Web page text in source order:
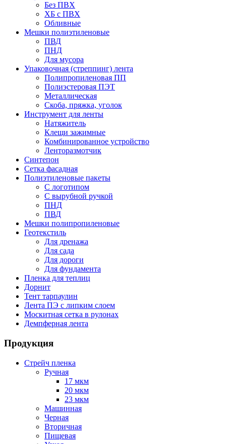
Без ПВХ
ХБ с ПВХ
Обливные
Мешки полиэтиленовые
ПВД
ПНД
Для мусора
Упаковочная (стреппинг) лента
Полипропиленовая ПП
Полиэстеровая ПЭТ
Металлическая
Скоба, пряжка, уголок
Инструмент для ленты
Натяжитель
Клещи зажимные
Комбинированное устройство
Ленторазмотчик
Синтепон
Сетка фасадная
Полиэтиленовые пакеты
С логотипом
С вырубной ручкой
ПНД
ПВД
Мешки полипропиленовые
Геотекстиль
Для дренажа
Для сада
Для дороги
Для фундамента
Пленка для теплиц
Дорнит
Тент тарпаулин
Лента ПЭ с липким слоем
Москитная сетка в рулонах
Демпферная лента
Продукция
Стрейч пленка
Ручная
17 мкм
20 мкм
23 мкм
Машинная
Черная
Вторичная
Пищевая